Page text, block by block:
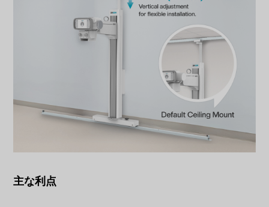
主な利点